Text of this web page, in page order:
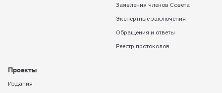
Заявления членов Совета
Экспертные заключения
Обращения и ответы
Реестр протоколов
Проекты
Издания